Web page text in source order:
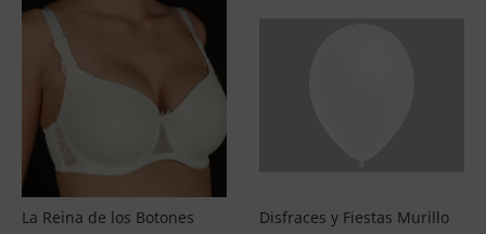
La Reina de los Botones Disfraces y Fiestas Murillo